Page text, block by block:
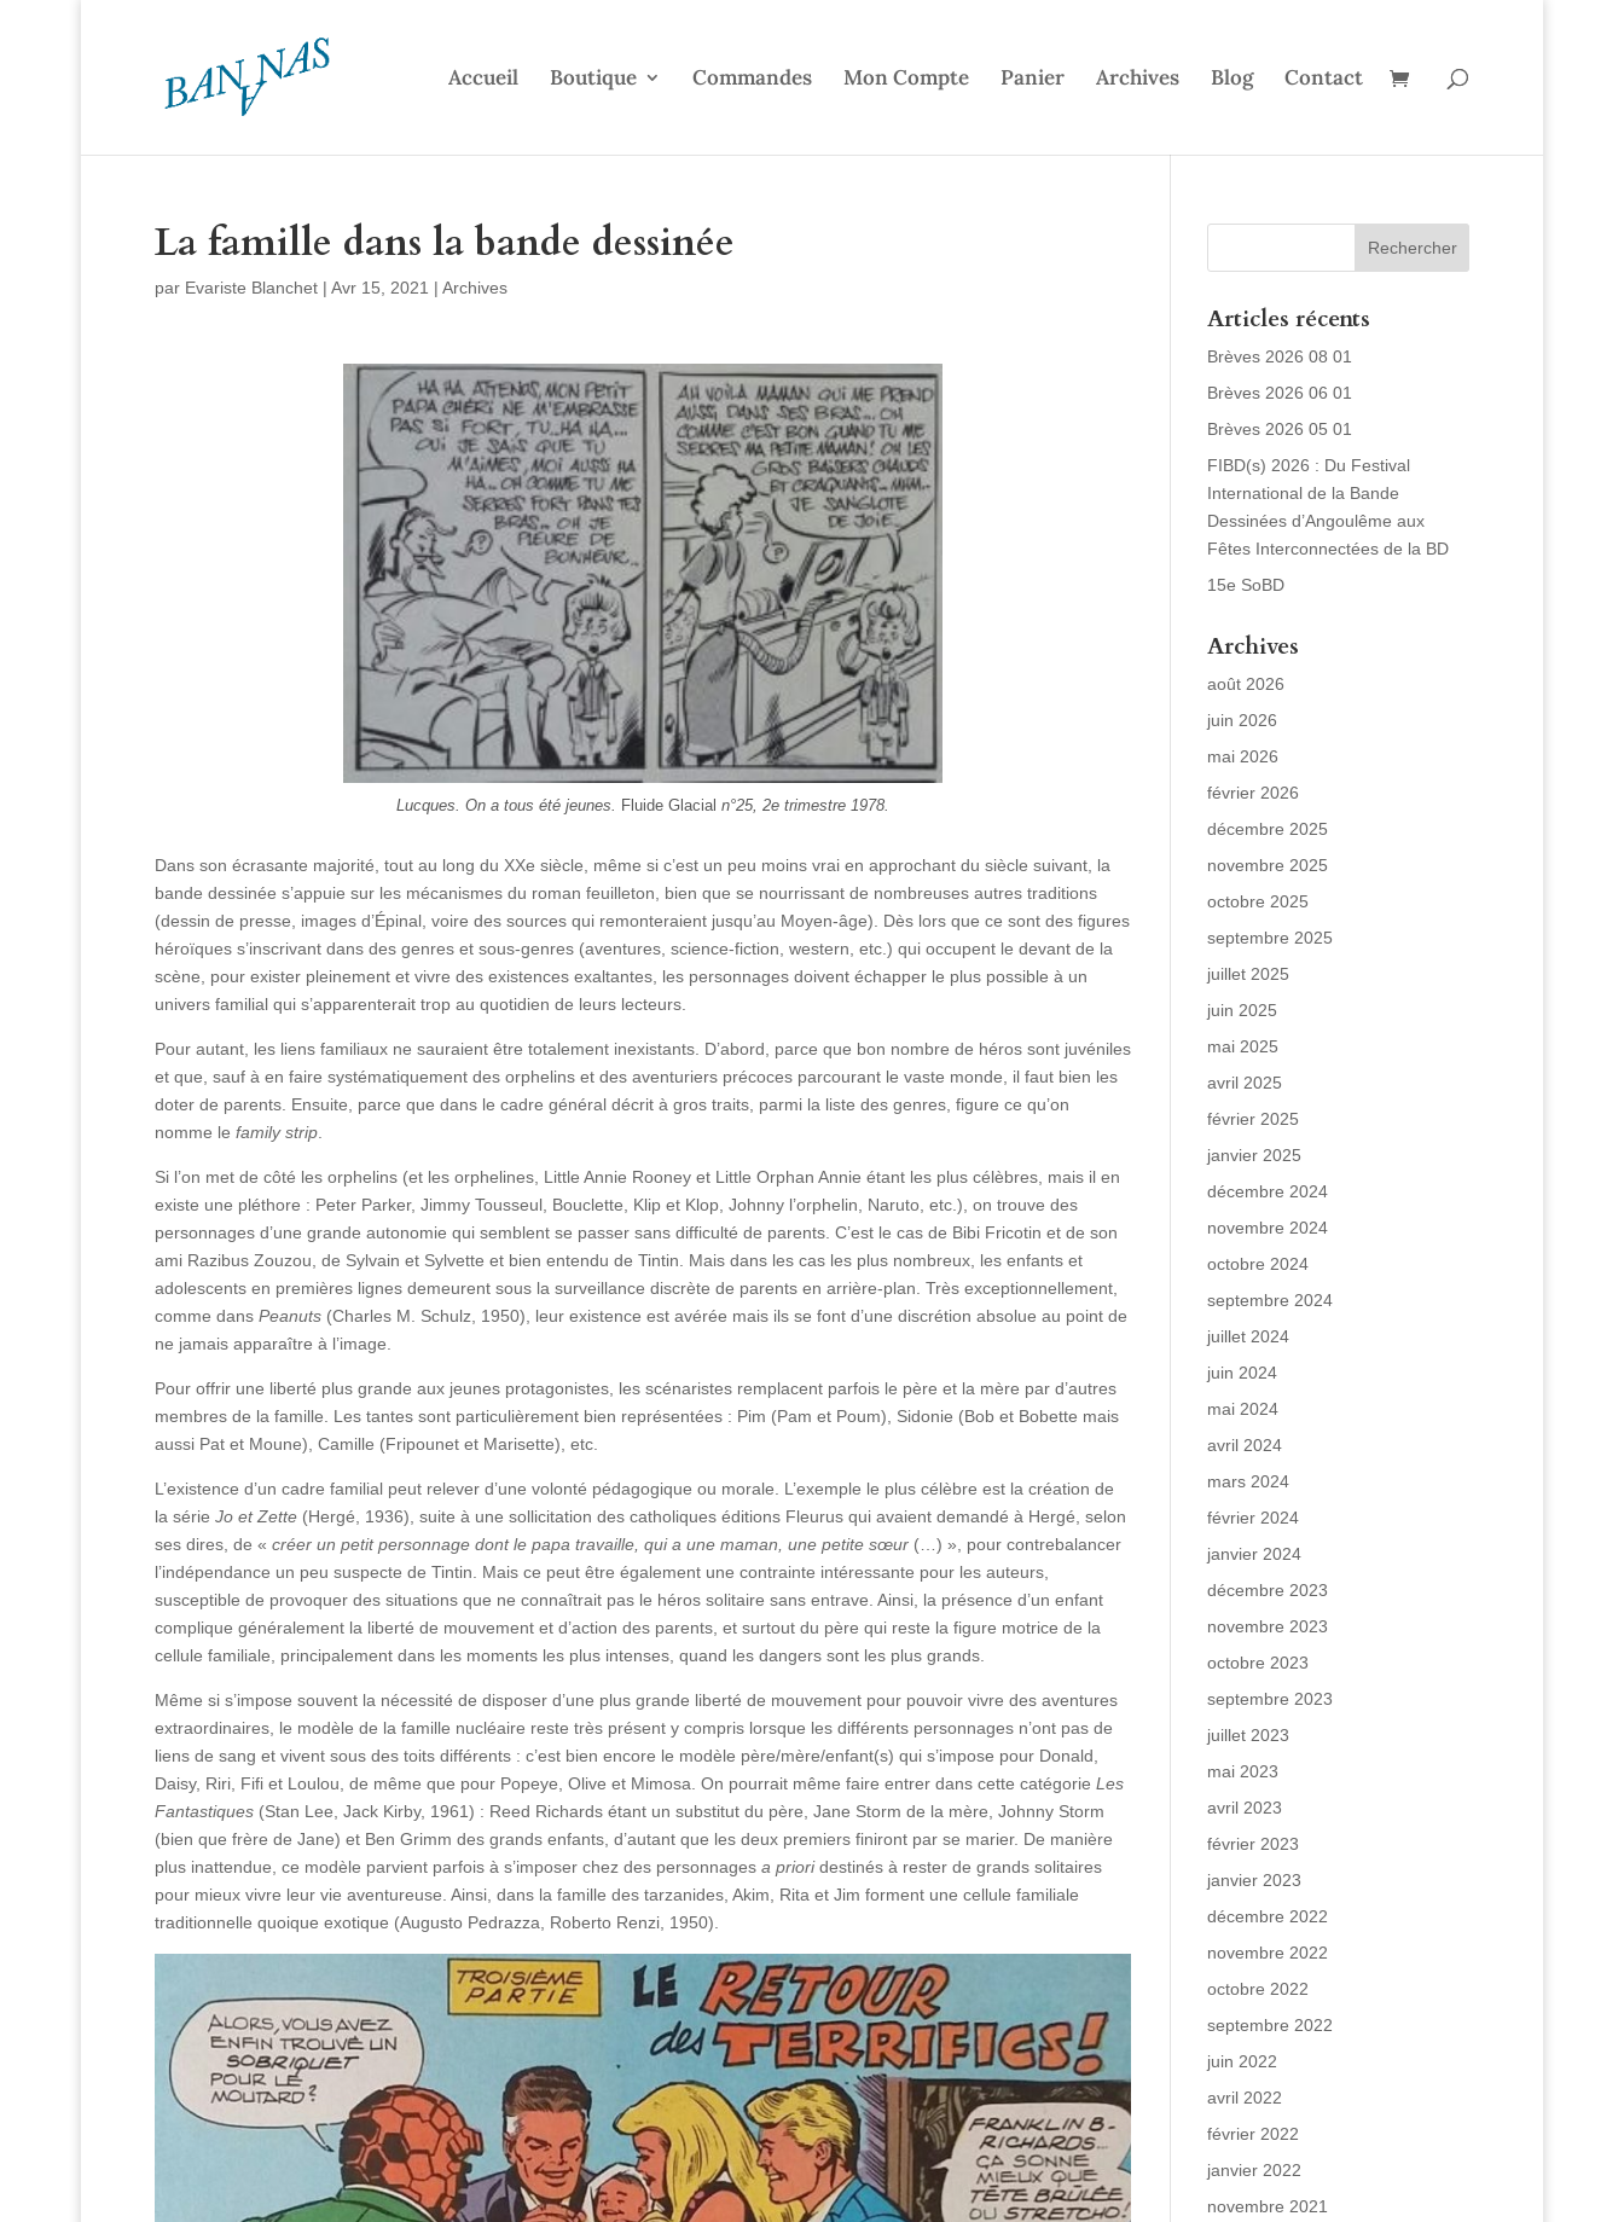
Accueil Boutique Commandes Mon Compte Panier Archives Blog Contact
La famille dans la bande dessinée
par Evariste Blanchet| Avr 15, 2021 | Archives
Lucques. On a tous été jeunes. Fluide Glacial n°25, 2e trimestre 1978.
Dans son écrasante majorité, tout au long du XXe siècle, même si c’est un peu moins vrai en approchant du siècle suivant, la
bande dessinée s’appuie sur les mécanismes du roman feuilleton, bien que se nourrissant de nombreuses autres traditions
(dessin de presse, images d’Épinal, voire des sources qui remonteraient jusqu’au Moyen-âge). Dès lors que ce sont des figures
héroïques s’inscrivant dans des genres et sous-genres (aventures, science-fiction, western, etc.) qui occupent le devant de la
scène, pour exister pleinement et vivre des existences exaltantes, les personnages doivent échapper le plus possible à un
univers familial qui s’apparenterait trop au quotidien de leurs lecteurs.
Pour autant, les liens familiaux ne sauraient être totalement inexistants. D’abord, parce que bon nombre de héros sont juvéniles
et que, sauf à en faire systématiquement des orphelins et des aventuriers précoces parcourant le vaste monde, il faut bien les
doter de parents. Ensuite, parce que dans le cadre général décrit à gros traits, parmi la liste des genres, figure ce qu’on
nomme le family strip.
Si l’on met de côté les orphelins (et les orphelines, Little Annie Rooney et Little Orphan Annie étant les plus célèbres, mais il en
existe une pléthore : Peter Parker, Jimmy Tousseul, Bouclette, Klip et Klop, Johnny l’orphelin, Naruto, etc.), on trouve des
personnages d’une grande autonomie qui semblent se passer sans difficulté de parents. C’est le cas de Bibi Fricotin et de son
ami Razibus Zouzou, de Sylvain et Sylvette et bien entendu de Tintin. Mais dans les cas les plus nombreux, les enfants et
adolescents en premières lignes demeurent sous la surveillance discrète de parents en arrière-plan. Très exceptionnellement,
comme dans Peanuts (Charles M. Schulz, 1950), leur existence est avérée mais ils se font d’une discrétion absolue au point de
ne jamais apparaître à l’image.
Pour offrir une liberté plus grande aux jeunes protagonistes, les scénaristes remplacent parfois le père et la mère par d’autres
membres de la famille. Les tantes sont particulièrement bien représentées : Pim (Pam et Poum), Sidonie (Bob et Bobette mais
aussi Pat et Moune), Camille (Fripounet et Marisette), etc.
L’existence d’un cadre familial peut relever d’une volonté pédagogique ou morale. L’exemple le plus célèbre est la création de
la série Jo et Zette (Hergé, 1936), suite à une sollicitation des catholiques éditions Fleurus qui avaient demandé à Hergé, selon
ses dires, de « créer un petit personnage dont le papa travaille, qui a une maman, une petite sœur(…) », pour contrebalancer
l’indépendance un peu suspecte de Tintin. Mais ce peut être également une contrainte intéressante pour les auteurs,
susceptible de provoquer des situations que ne connaîtrait pas le héros solitaire sans entrave. Ainsi, la présence d’un enfant
complique généralement la liberté de mouvement et d’action des parents, et surtout du père qui reste la figure motrice de la
cellule familiale, principalement dans les moments les plus intenses, quand les dangers sont les plus grands.
Même si s’impose souvent la nécessité de disposer d’une plus grande liberté de mouvement pour pouvoir vivre des aventures
extraordinaires, le modèle de la famille nucléaire reste très présent y compris lorsque les différents personnages n’ont pas de
liens de sang et vivent sous des toits différents : c’est bien encore le modèle père/mère/enfant(s) qui s’impose pour Donald,
Daisy, Riri, Fifi et Loulou, de même que pour Popeye, Olive et Mimosa. On pourrait même faire entrer dans cette catégorie Les
Fantastiques(Stan Lee, Jack Kirby, 1961) : Reed Richards étant un substitut du père, Jane Storm de la mère, Johnny Storm
(bien que frère de Jane) et Ben Grimm des grands enfants, d’autant que les deux premiers finiront par se marier. De manière
plus inattendue, ce modèle parvient parfois à s’imposer chez des personnages a prioridestinés à rester de grands solitaires
pour mieux vivre leur vie aventureuse. Ainsi, dans la famille des tarzanides, Akim, Rita et Jim forment une cellule familiale
traditionnelle quoique exotique (Augusto Pedrazza, Roberto Renzi, 1950).
Articles récents
Brèves 2026 08 01
Brèves 2026 06 01
Brèves 2026 05 01
FIBD(s) 2026 : Du Festival
International de la Bande
Dessinées d’Angoulême aux
Fêtes Interconnectées de la BD
15e SoBD
Archives
août 2026
juin 2026
mai 2026
février 2026
décembre 2025
novembre 2025
octobre 2025
septembre 2025
juillet 2025
juin 2025
mai 2025
avril 2025
février 2025
janvier 2025
décembre 2024
novembre 2024
octobre 2024
septembre 2024
juillet 2024
juin 2024
mai 2024
avril 2024
mars 2024
février 2024
janvier 2024
décembre 2023
novembre 2023
octobre 2023
septembre 2023
juillet 2023
mai 2023
avril 2023
février 2023
janvier 2023
décembre 2022
novembre 2022
octobre 2022
septembre 2022
juin 2022
avril 2022
février 2022
janvier 2022
novembre 2021